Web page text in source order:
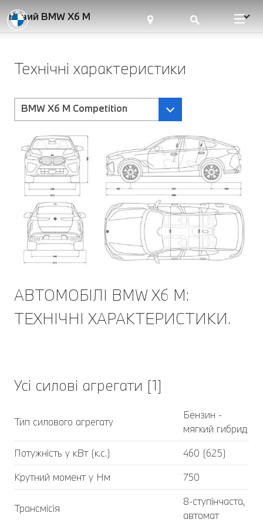
Новий BMW X6 M
Технічні характеристики
BMW X6 M Competition
АВТОМОБІЛІ BMW X6 M:
ТЕХНІЧНІ ХАРАКТЕРИСТИКИ.
Усі силові агрегати [1]
Тип силового агрегату
Бензин -
мягкий гибрид
Потужність у кВт (к.с.)
460 (625)
Крутний момент у Нм
750
Трансмісія
8-ступінчаста,
автомат